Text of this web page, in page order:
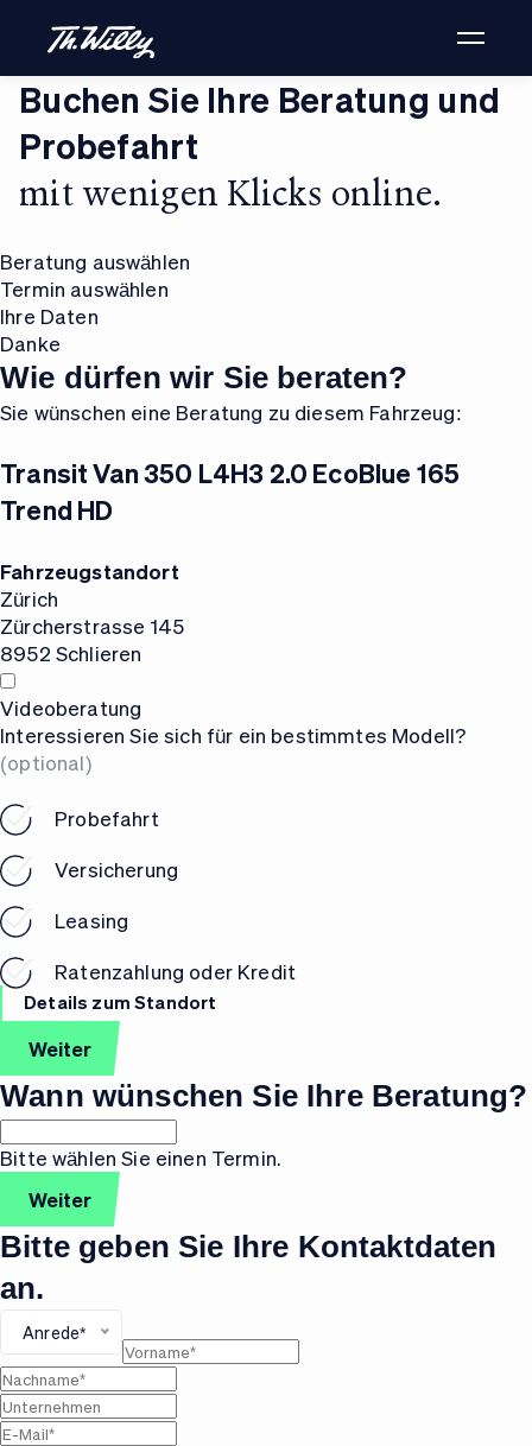
Buchen Sie Ihre Beratung und
Probefahrt
mit wenigen Klicks online.
Beratung auswählen
Termin auswählen
Ihre Daten
Danke
Wie dürfen wir Sie beraten?
Sie wünschen eine Beratung zu diesem Fahrzeug:
Transit Van 350 L4H3 2.0 EcoBlue 165
Trend HD
Fahrzeugstandort
Zürich
Zürcherstrasse 145
8952 Schlieren
Videoberatung
Interessieren Sie sich für ein bestimmtes Modell?
(optional)
Probefahrt
Versicherung
Leasing
Ratenzahlung oder Kredit
Details zum Standort
Weiter
Wann wünschen Sie Ihre Beratung?
Bitte wählen Sie einen Termin.
Weiter
Bitte geben Sie Ihre Kontaktdaten
an.
Anrede*